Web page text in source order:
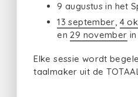
9 augustus in het
13 september, 4
en29 november
Elke sessie wordt
taalmaker uit de